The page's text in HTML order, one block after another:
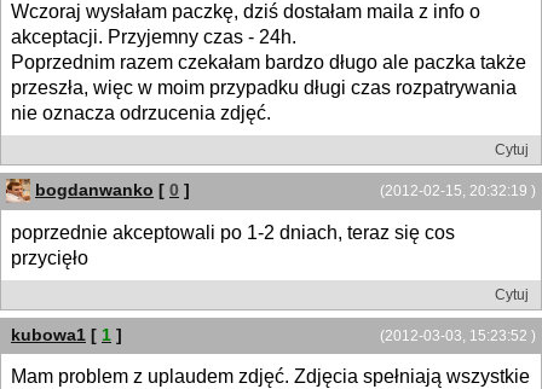
Wczoraj wysłałam paczkę, dziś dostałam maila z info o
akceptacji. Przyjemny czas - 24h.
Poprzednim razem czekałam bardzo długo ale paczka także
przeszła, więc w moim przypadku długi czas rozpatrywania
nie oznacza odrzucenia zdjęć.
Cytuj
(2012-02-15, 20:32:19 )
bogdanwanko [ 0 ]
poprzednie akceptowali po 1-2 dniach, teraz się cos
przycięło
Cytuj
(2012-03-03, 15:23:52 )
kubowa1 [ 1 ]
Mam problem z uplaudem zdjęć. Zdjęcia spełniają wszystkie